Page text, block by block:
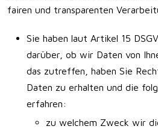
fairen und transparenten
Sie haben laut Artikel 15
darüber, ob wir Daten von
das zutreffen, haben Sie
Daten zu erhalten und die
erfahren:
zu welchem Zweck wir